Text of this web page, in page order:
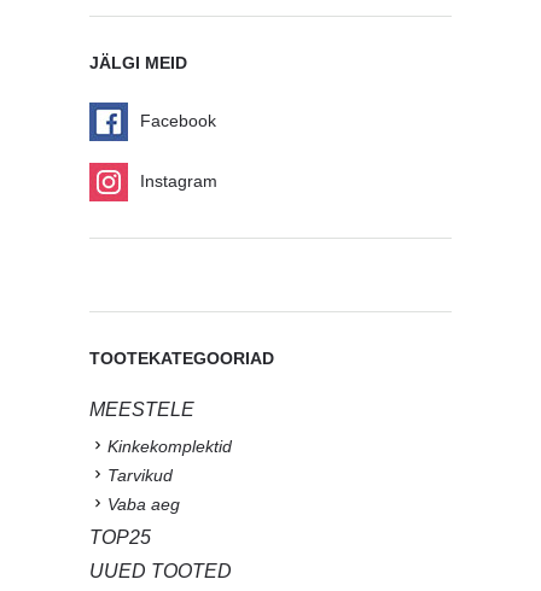
JÄLGI MEID
Facebook
Instagram
TOOTEKATEGOORIAD
MEESTELE
Kinkekomplektid
Tarvikud
Vaba aeg
TOP25
UUED TOOTED